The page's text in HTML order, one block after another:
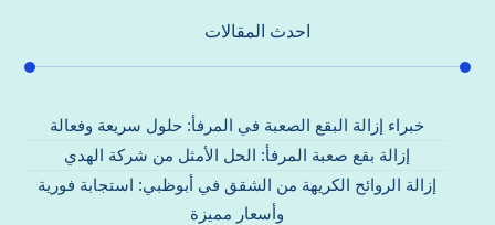
احدث المقالات
خبراء إزالة البقع الصعبة في المرفأ: حلول سريعة وفعالة
إزالة بقع صعبة المرفأ: الحل الأمثل من شركة الهدي
إزالة الروائح الكريهة من الشقق في أبوظبي: استجابة فورية
وأسعار مميزة